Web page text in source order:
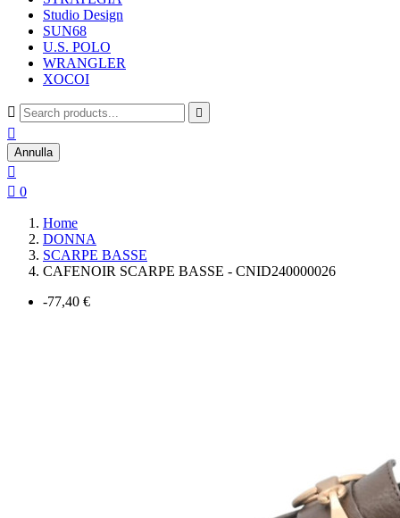
Studio Design
SUN68
U.S. POLO
WRANGLER
XOCOI
 

Annulla

 0
Home
DONNA
SCARPE BASSE
CAFENOIR SCARPE BASSE - CNID240000026
-77,40 €